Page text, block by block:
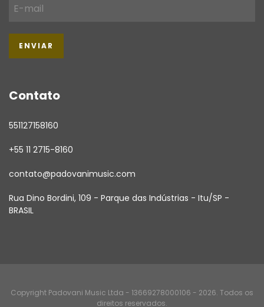
Contato
551127158160
+55 11 2715-8160
contato@padovanimusic.com
Rua Dino Bordini, 109 - Parque das Indústrias - Itu/SP -
BRASIL
Copyright Padovani Music Ltda - 13669278000106 - 2026. Todos os
direitos reservados.